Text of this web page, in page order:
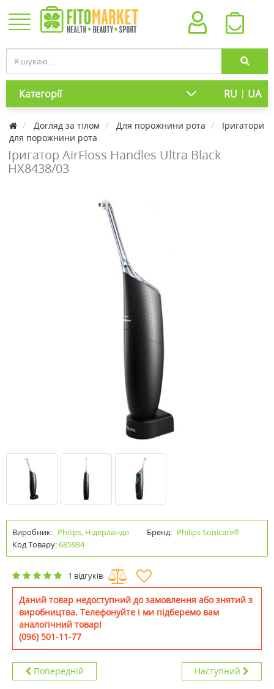
Категорії RU | UA
Догляд за тілом Для порожнини рота
Іригатори
для порожнини рота
Іригатор AirFloss Handles Ultra Black
HX8438/03
Виробник: Philips, Нідерланди Бренд: Philips Sonicare®
Код Товару:685984
1 відгуків
Даний товар недоступний до замовлення або знятий з
виробництва. Телефонуйте і ми підберемо вам
аналогічний товар!
(096) 501-11-77
Попередній Наступний